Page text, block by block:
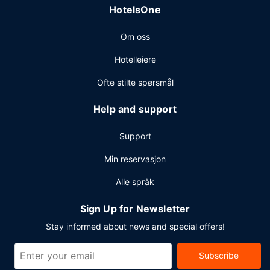
HotelsOne
Om oss
Hotelleiere
Ofte stilte spørsmål
Help and support
Support
Min reservasjon
Alle språk
Sign Up for Newsletter
Stay informed about news and special offers!
Subscribe